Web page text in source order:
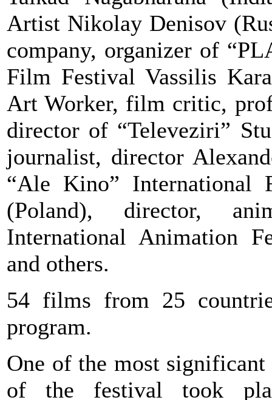
Artist Nikolay Denisov
company, organizer of
Film Festival Vassilis
Art Worker, film critic,
director of “Televeziri”
journalist, director
“Ale Kino” International
(Poland), director,
International Animation
and others.
54 films from 25
program.
One of the most
of the festival took